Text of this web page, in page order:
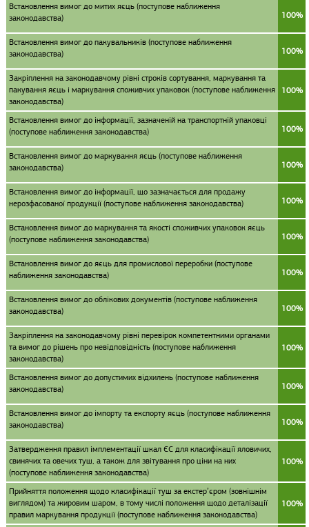
Встановлення вимог до митих яєць (поступове наближення
законодавства)
100%
Встановлення вимог до пакувальників (поступове наближення
законодавства)
100%
Закріплення на законодавчому рівні строків сортування, маркування та
пакування яєць і маркування споживчих упаковок (поступове наближення
законодавства)
100%
Встановлення вимог до інформації, зазначеній на транспортній упаковці
(поступове наближення законодавства)
100%
Встановлення вимог до маркування яєць (поступове наближення
законодавства)
100%
Встановлення вимог до інформації, що зазначається для продажу
нерозфасованої продукції (поступове наближення законодавства)
100%
Встановлення вимог до маркування та якості споживчих упаковок яєць
(поступове наближення законодавства)
100%
Встановлення вимог до яєць для промислової переробки (поступове
наближення законодавства)
100%
Встановлення вимог до облікових документів (поступове наближення
законодавства)
100%
Закріплення на законодавчому рівні перевірок компетентними органами
та вимог до рішень про невідповідність (поступове наближення
законодавства)
100%
Встановлення вимог до допустимих відхилень (поступове наближення
законодавства)
100%
Встановлення вимог до імпорту та експорту яєць (поступове наближення
законодавства)
100%
Затвердження правил імплементації шкал ЄС для класифікації яловичих,
свинячих та овечих туш, а також для звітування про ціни на них
(поступове наближення законодавства)
100%
Прийняття положення щодо класифікації туш за екстер’єром (зовнішнім
виглядом) та жировим шаром, в тому числі положення щодо деталізації
правил маркування продукції (поступове наближення законодавства)
100%